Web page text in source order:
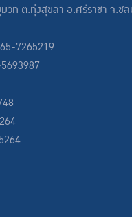
วิท ต.ทุ่งสุขลา อ.ศรีราชา จ.ช
7265219